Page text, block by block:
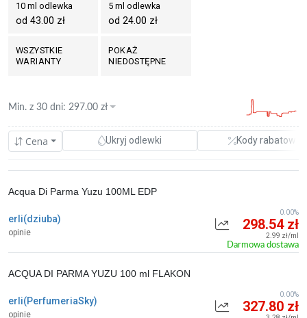
10 ml odlewka
od 43.00 zł
5 ml odlewka
od 24.00 zł
WSZYSTKIE
WARIANTY
POKAŻ
NIEDOSTĘPNE
Cena Ukryj odlewki Kody rabatowe
Min. z 30 dni: 297.00 zł
erli(dziuba)
opinie
Acqua Di Parma Yuzu 100ML EDP
298.54 zł
2.99 zł/ml
Darmowa dostawa
0.00%
erli(PerfumeriaSky)
opinie
ACQUA DI PARMA YUZU 100 ml FLAKON
327.80 zł
0.00%